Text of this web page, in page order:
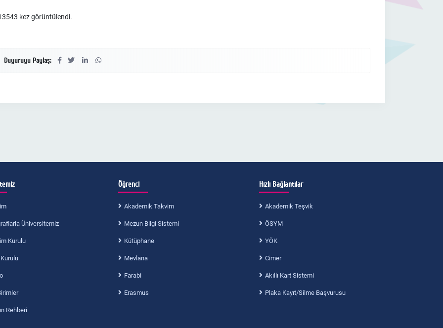
kez görüntülendi.
Duyuruyu Paylaş:
Üniversitemiz
Kurulu
Rehberi
Öğrenci
Akademik Takvim
Mezun Bilgi Sistemi
Kütüphane
Mevlana
Farabi
Erasmus
Hızlı Bağlantılar
Akademik Teşvik
ÖSYM
YÖK
Cimer
Akıllı Kart Sistemi
Plaka Kayıt/Silme Başvurusu